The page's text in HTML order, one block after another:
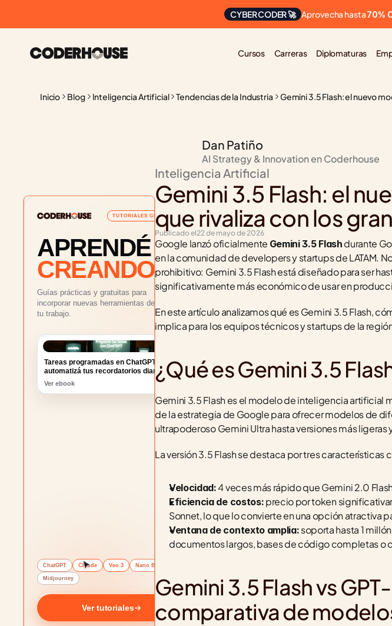
CYBER CODER 🚀 Aprovecha hasta 70%
Cursos Carreras Diplomaturas
Inicio Blog Inteligencia Artificial Tendencias de la Industria Gemini 3.5 Flash: el nuevo
TUTORIALES GRATUITOS
APRENDÉ
CREANDO
Guías prácticas y gratuitas para
incorporar nuevas herramientas de IA a
tu trabajo.
Tareas programadas en ChatGPT:
automatizá tus recordatorios diarios
Ver ebook
ChatGPT Claude Veo 3 Nano Banana
Midjourney
Ver tutoriales
Dan Patiño
AI Strategy & Innovation en Coderhouse
Inteligencia Artificial
Gemini 3.5 Flash: el
que rivaliza con los
Publicado el22 de mayo de 2026
Google lanzó oficialmente Gemini 3.5 Flash durante
en la comunidad de developers y startups de LATAM.
prohibitivo: Gemini 3.5 Flash está diseñado para ser
significativamente más económico de usar en
En este artículo analizamos qué es Gemini 3.5 Flash,
implica para los equipos técnicos y startups de la
¿Qué es Gemini 3.5
Gemini 3.5 Flash es el modelo de inteligencia artificial
de la estrategia de Google para ofrecer modelos de
ultrapoderoso Gemini Ultra hasta versiones más
La versión 3.5 Flash se destaca por tres características
Velocidad: 4 veces más rápido que Gemini 2.0
Eficiencia de costos: precio por token
Sonnet, lo que lo convierte en una opción atractiva
Ventana de contexto amplia: soporta hasta 1
documentos largos, bases de código completas o
Gemini 3.5 Flash vs
comparativa de